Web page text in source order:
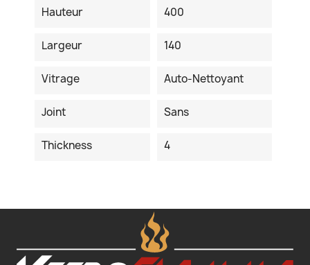
Hauteur
400
Largeur 140
Vitrage Auto-Nettoyant
Joint Sans
Thickness 4